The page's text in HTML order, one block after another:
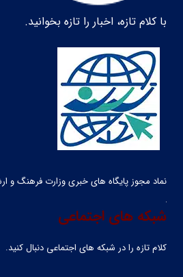
با کلام تازه، اخبار را تازه بخوانید.
نماد مجوز پایگاه های خبری وزارت فرهنگ و
شبکه های اجتماعی
کلام تازه را در شبکه ‌های اجتماعی دنبال کنید.